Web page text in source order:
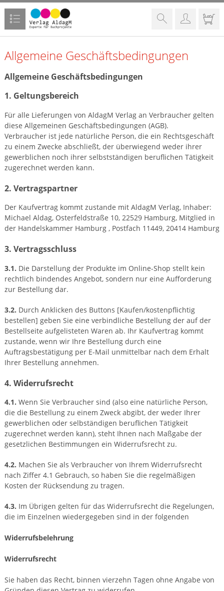
Allgemeine Geschäftsbedingungen
Allgemeine Geschäftsbedingungen
1. Geltungsbereich
Für alle Lieferungen von AldagM Verlag an Verbraucher gelten
diese Allgemeinen Geschäftsbedingungen (AGB).
Verbraucher ist jede natürliche Person, die ein Rechtsgeschäft
zu einem Zwecke abschließt, der überwiegend weder ihrer
gewerblichen noch ihrer selbstständigen beruflichen Tätigkeit
zugerechnet werden kann.
2. Vertragspartner
Der Kaufvertrag kommt zustande mit AldagM Verlag, Inhaber:
Michael Aldag, Osterfeldstraße 10, 22529 Hamburg, Mitglied in
der Handelskammer Hamburg , Postfach 11449, 20414 Hamburg
3. Vertragsschluss
3.1. Die Darstellung der Produkte im Online-Shop stellt kein
rechtlich bindendes Angebot, sondern nur eine Aufforderung
zur Bestellung dar.
3.2. Durch Anklicken des Buttons [Kaufen/kostenpflichtig
bestellen] geben Sie eine verbindliche Bestellung der auf der
Bestellseite aufgelisteten Waren ab. Ihr Kaufvertrag kommt
zustande, wenn wir Ihre Bestellung durch eine
Auftragsbestätigung per E-Mail unmittelbar nach dem Erhalt
Ihrer Bestellung annehmen.
4. Widerrufsrecht
4.1. Wenn Sie Verbraucher sind (also eine natürliche Person,
die die Bestellung zu einem Zweck abgibt, der weder Ihrer
gewerblichen oder selbständigen beruflichen Tätigkeit
zugerechnet werden kann), steht Ihnen nach Maßgabe der
gesetzlichen Bestimmungen ein Widerrufsrecht zu.
4.2. Machen Sie als Verbraucher von Ihrem Widerrufsrecht
nach Ziffer 4.1 Gebrauch, so haben Sie die regelmäßigen
Kosten der Rücksendung zu tragen.
4.3. Im Übrigen gelten für das Widerrufsrecht die Regelungen,
die im Einzelnen wiedergegeben sind in der folgenden
Widerrufsbelehrung
Widerrufsrecht
Sie haben das Recht, binnen vierzehn Tagen ohne Angabe von